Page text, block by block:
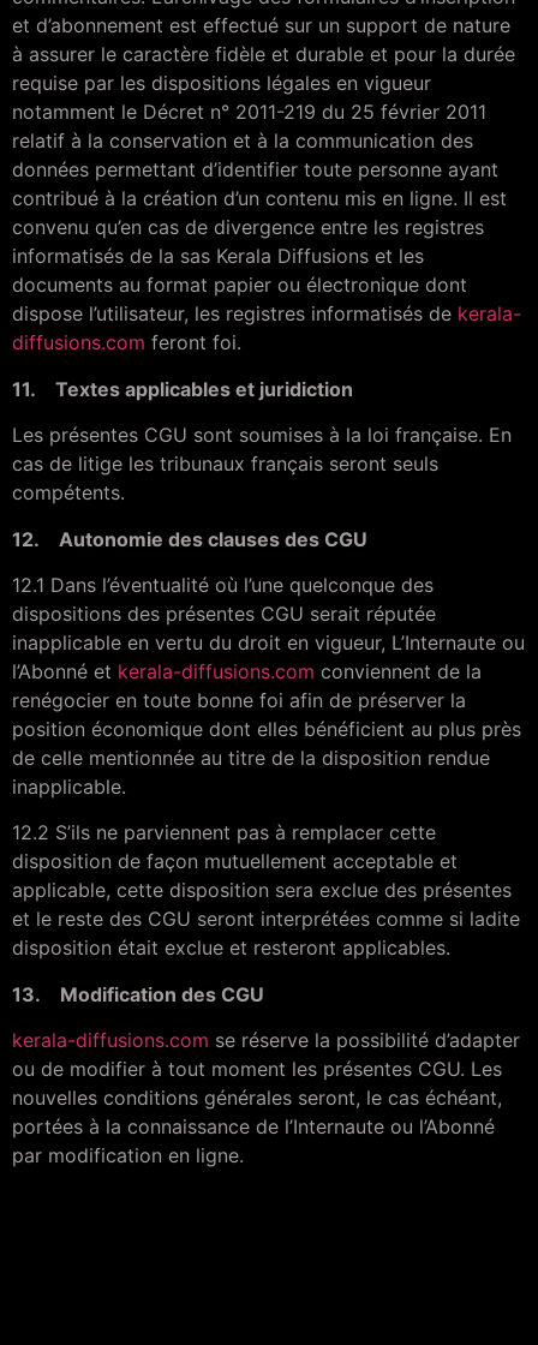
et d’abonnement est effectué sur un support de nature
à assurer le caractère fidèle et durable et pour la durée
requise par les dispositions légales en vigueur
notamment le Décret n° 2011-219 du 25 février 2011
relatif à la conservation et à la communication des
données permettant d’identifier toute personne ayant
contribué à la création d’un contenu mis en ligne. Il est
convenu qu’en cas de divergence entre les registres
informatisés de la sas Kerala Diffusions et les
documents au format papier ou électronique dont
dispose l’utilisateur, les registres informatisés de kerala-
diffusions.com feront foi.
11. Textes applicables et juridiction
Les présentes CGU sont soumises à la loi française. En
cas de litige les tribunaux français seront seuls
compétents.
12. Autonomie des clauses des CGU
12.1 Dans l’éventualité où l’une quelconque des
dispositions des présentes CGU serait réputée
inapplicable en vertu du droit en vigueur, L’Internaute ou
l’Abonné et kerala-diffusions.com conviennent de la
renégocier en toute bonne foi afin de préserver la
position économique dont elles bénéficient au plus près
de celle mentionnée au titre de la disposition rendue
inapplicable.
12.2 S’ils ne parviennent pas à remplacer cette
disposition de façon mutuellement acceptable et
applicable, cette disposition sera exclue des présentes
et le reste des CGU seront interprétées comme si ladite
disposition était exclue et resteront applicables.
13. Modification des CGU
kerala-diffusions.com se réserve la possibilité d’adapter
ou de modifier à tout moment les présentes CGU. Les
nouvelles conditions générales seront, le cas échéant,
portées à la connaissance de l’Internaute ou l’Abonné
par modification en ligne.